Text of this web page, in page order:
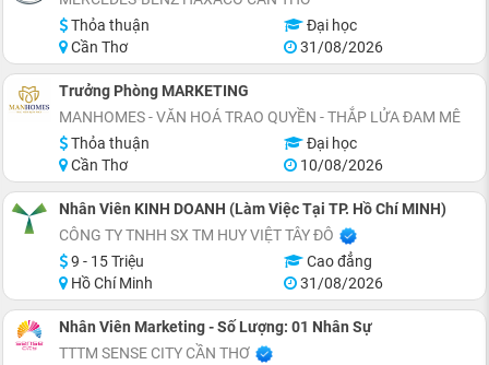
Thỏa thuận
Đại học
Cần Thơ
31/08/2026
Trưởng Phòng MARKETING
MANHOMES - VĂN HOÁ TRAO QUYỀN - THẮP LỬA ĐAM MÊ
Thỏa thuận
Đại học
Cần Thơ
10/08/2026
Nhân Viên KINH DOANH (Làm Việc Tại TP. Hồ Chí MINH)
CÔNG TY TNHH SX TM HUY VIỆT TÂY ĐÔ
9 - 15 Triệu
Cao đẳng
Hồ Chí Minh
31/08/2026
Nhân Viên Marketing - Số Lượng: 01 Nhân Sự
TTTM SENSE CITY CẦN THƠ